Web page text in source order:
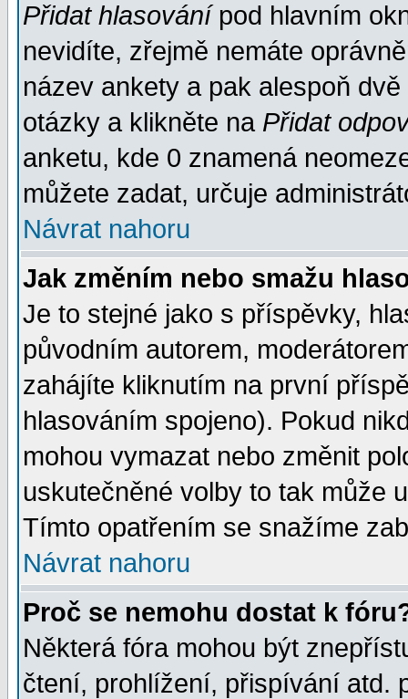
Přidat hlasovánípod hlavním
nevidíte, zřejmě nemáte
název ankety a pak alespoň
otázky a klikněte na Přidat
anketu, kde 0 znamená
můžete zadat, určuje
Návrat nahoru
Jak změním nebo smažu
Je to stejné jako s příspěvky,
původním autorem,
zahájíte kliknutím na první
hlasováním spojeno). Pokud
mohou vymazat nebo změnit
uskutečněné volby to tak může
Tímto opatřením se snažíme
Návrat nahoru
Proč se nemohu dostat k
Některá fóra mohou být
čtení, prohlížení, přispívání atd.